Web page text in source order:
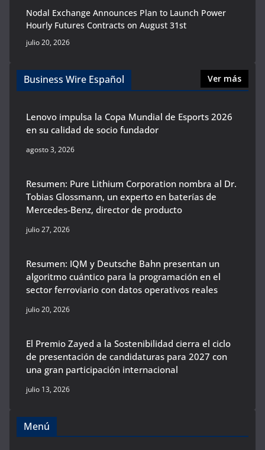
Nodal Exchange Announces Plan to Launch Power
Hourly Futures Contracts on August 31st
julio 20, 2026
Business Wire Español Ver más
Lenovo impulsa la Copa Mundial de Esports 2026
en su calidad de socio fundador
agosto 3, 2026
Resumen: Pure Lithium Corporation nombra al Dr.
Tobias Glossmann, un experto en baterías de
Mercedes-Benz, director de producto
julio 27, 2026
Resumen: IQM y Deutsche Bahn presentan un
algoritmo cuántico para la programación en el
sector ferroviario con datos operativos reales
julio 20, 2026
El Premio Zayed a la Sostenibilidad cierra el ciclo
de presentación de candidaturas para 2027 con
una gran participación internacional
julio 13, 2026
Menú